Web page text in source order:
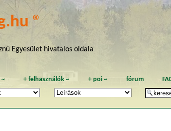
®
Egyesület hivatalos oldala
~ +felhasználók ~ + poi~ fórum